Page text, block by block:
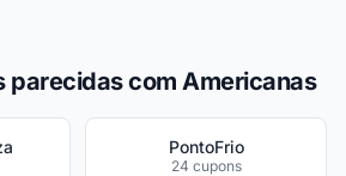
parecidas com Americanas
PontoFrio
24 cupons